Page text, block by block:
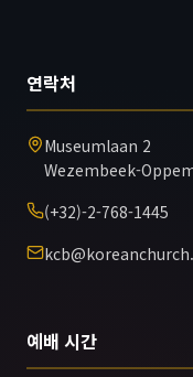
연락처
Museumlaan 2
Wezembeek-
(+32)-2-768-1445
예배 시간